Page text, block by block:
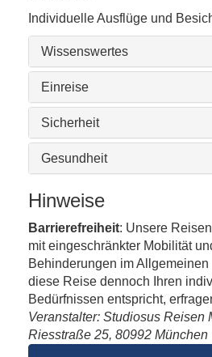
Individuelle Ausflüge und
Wissenswertes
Einreise
Sicherheit
Gesundheit
Hinweise
Barrierefreiheit: Unsere
mit eingeschränkter Mobilität
Behinderungen im
diese Reise dennoch Ihren
Bedürfnissen entspricht,
Veranstalter: Studiosus Reisen
Riesstraße 25, 80992 München